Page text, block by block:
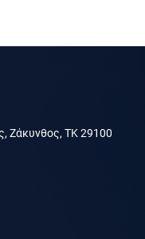
Ζάκυνθος, ΤΚ 29100